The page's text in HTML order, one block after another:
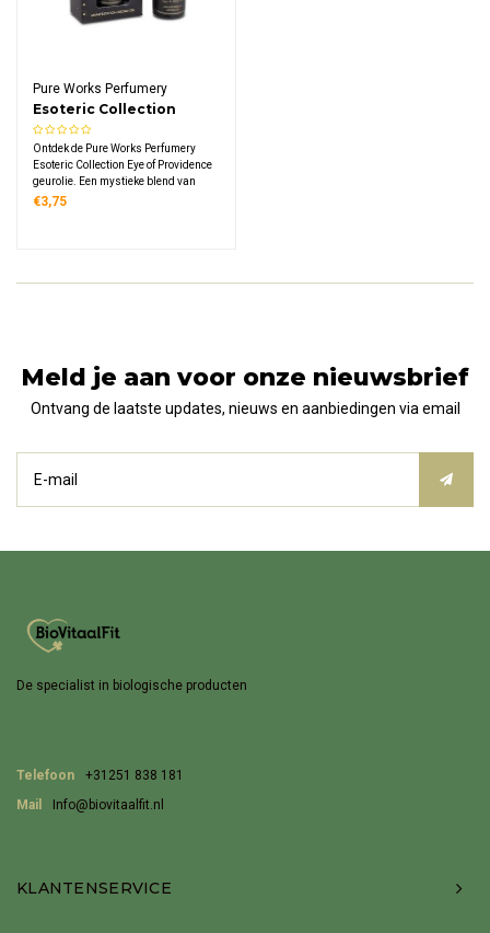
Pure Works Perfumery
Esoteric Collection
Geurolie Eye of
Providence
Ontdek de Pure Works Perfumery
Esoteric Collection Eye of Providence
geurolie. Een mystieke blend van
salie en witte thee, handgemaakt in
€3,75
Meld je aan voor onze nieuwsbrief
Ontvang de laatste updates, nieuws en aanbiedingen via email
De specialist in biologische producten
Telefoon
+31251 838 181
Mail
Info@biovitaalfit.nl
KLANTENSERVICE